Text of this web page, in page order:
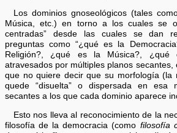
Los dominios gnoseológicos (tales
Música, etc.) en torno a los cuales se
centradas” desde las cuales se dan
preguntas como “¿qué es la
Religión?, ¿qué es la Música?, ¿qué
atravesados por múltiples planos secantes,
que no quiere decir que su morfología (la
quede “disuelta” o dispersada en esa
secantes a los que cada dominio aparece
Esto nos lleva al reconocimiento de la
filosofía de la democracia (como filosofía